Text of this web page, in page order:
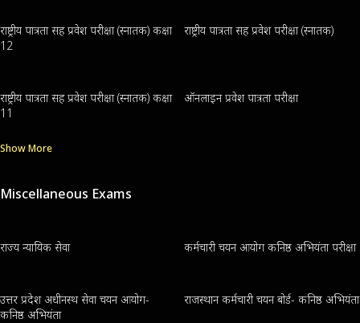
राष्ट्रीय पात्रता सह प्रवेश परीक्षा (स्नातक) कक्षा
12
राष्ट्रीय पात्रता सह प्रवेश परीक्षा (स्नातक)
राष्ट्रीय पात्रता सह प्रवेश परीक्षा (स्नातक) कक्षा
11
ऑनलाइन प्रवेश पात्रता परीक्षा
Show More
Miscellaneous Exams
राज्य न्यायिक सेवा कर्मचारी चयन आयोग कनिष्ठ अभियंता परीक्षा
उत्तर प्रदेश अधीनस्थ सेवा चयन आयोग-
कनिष्ठ अभियंता
राजस्थान कर्मचारी चयन बोर्ड- कनिष्ठ अभियंता